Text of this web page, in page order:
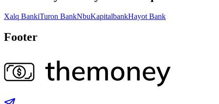
Xalq BankiTuron BankNbuKapitalbankHayot Bank
Footer